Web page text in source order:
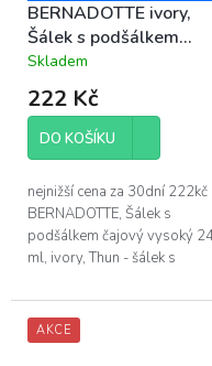
BERNADOTTE ivory,
Šálek s podšálkem
čajový vysoký 240 ml,
porcelán Thun
Průměrné
hodnocení
produktu
4,3
5
hvězdiček.
Skladem
222 Kč
DO KOŠÍKU
nejnižší cena za 30dní 222kč
BERNADOTTE, Šálek s
podšálkem čajový vysoký
ml, ivory, Thun - šálek s
BERNADOTTE bez dekoru, v
barvě slonová kost - objem...
AKCE